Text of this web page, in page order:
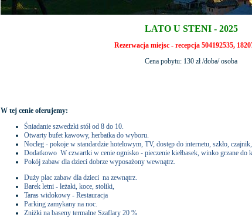
LATO U STENI - 2025
Rezerwacja miejsc - recepcja 504192535,
Cena pobytu: 130 zł /doba/ osoba
W tej cenie oferujemy:
Śniadanie szwedzki stół od 8 do 10.
Otwarty bufet kawowy, herbatka do wyboru.
Nocleg - pokoje w standardzie hotelowym, TV, dostęp do internetu, szkło,
Dodatkowo W czwartki w cenie ognisko - pieczenie kiełbasek, winko grzane do
Pokój zabaw dla dzieci dobrze wyposażony wewnątrz.
Duży plac zabaw dla dzieci na zewnątrz.
Barek letni - leżaki, koce, stoliki,
Taras widokowy - Restauracja
Parking zamykany na noc.
Zniżki na baseny termalne Szaflary 20 %